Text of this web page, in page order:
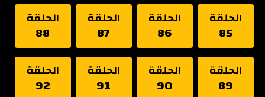
الحلقة
85
الحلقة
86
الحلقة
87
الحلقة
88
الحلقة
89
الحلقة
90
الحلقة
91
الحلقة
92